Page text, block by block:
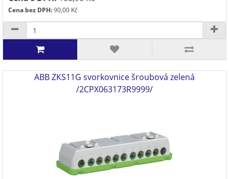
Cena bez DPH:90,00 Kč
ABB ZKS11G svorkovnice šroubová zelená
/2CPX063173R9999/